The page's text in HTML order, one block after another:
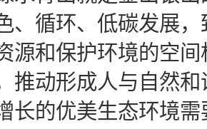
、循环、低碳发展
源和保护环境的空
推动形成人与自然
长的优美生态环境